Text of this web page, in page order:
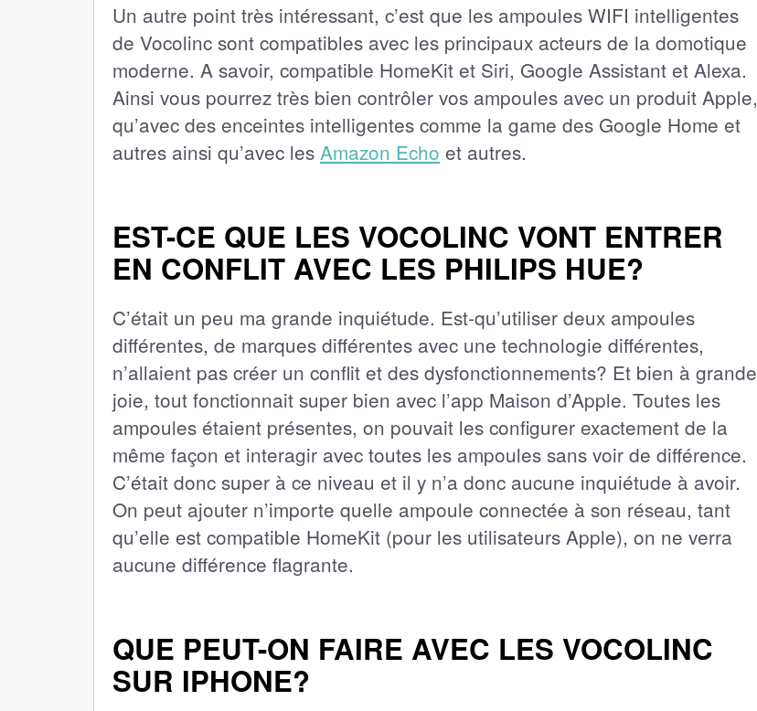
Un autre point très intéressant, c’est que les ampoules WIFI intelligentes
de Vocolinc sont compatibles avec les principaux acteurs de la domotique
moderne. A savoir, compatible HomeKit et Siri, Google Assistant et Alexa.
Ainsi vous pourrez très bien contrôler vos ampoules avec un produit Apple,
qu’avec des enceintes intelligentes comme la game des Google Home et
autres ainsi qu’avec les Amazon Echo et autres.
EST-CE QUE LES VOCOLINC VONT ENTRER
EN CONFLIT AVEC LES PHILIPS HUE?
C’était un peu ma grande inquiétude. Est-qu’utiliser deux ampoules
différentes, de marques différentes avec une technologie différentes,
n’allaient pas créer un conflit et des dysfonctionnements? Et bien à grande
joie, tout fonctionnait super bien avec l’app Maison d’Apple. Toutes les
ampoules étaient présentes, on pouvait les configurer exactement de la
même façon et interagir avec toutes les ampoules sans voir de différence.
C’était donc super à ce niveau et il y n’a donc aucune inquiétude à avoir.
On peut ajouter n’importe quelle ampoule connectée à son réseau, tant
qu’elle est compatible HomeKit (pour les utilisateurs Apple), on ne verra
aucune différence flagrante.
QUE PEUT-ON FAIRE AVEC LES VOCOLINC
SUR IPHONE?